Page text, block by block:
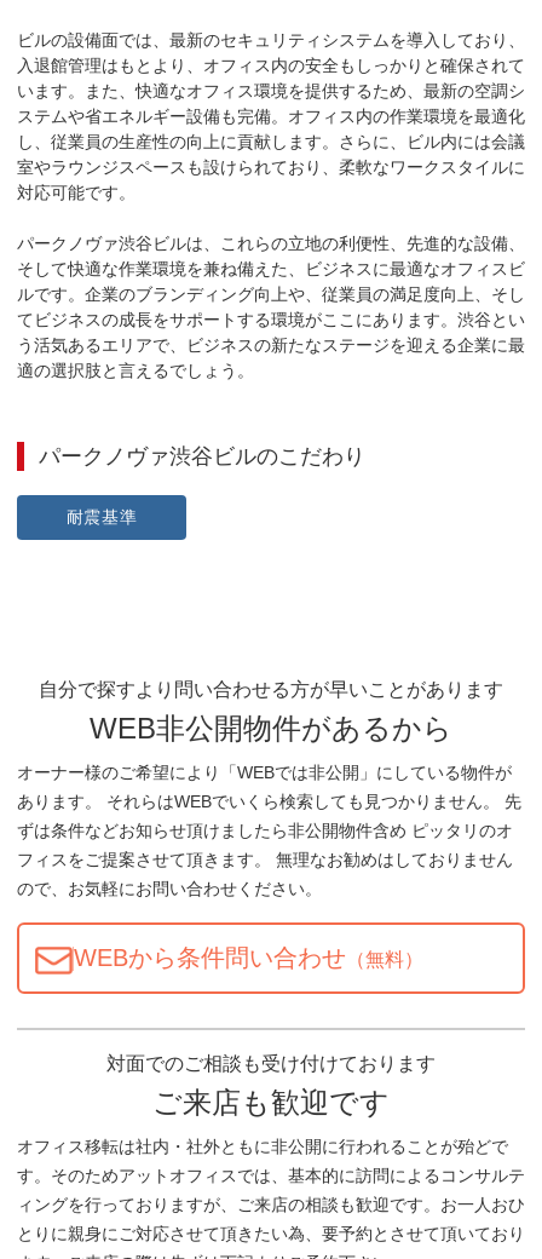
ビルの設備面では、最新のセキュリティシステムを導入しており、
入退館管理はもとより、オフィス内の安全もしっかりと確保されて
います。また、快適なオフィス環境を提供するため、最新の空調シ
ステムや省エネルギー設備も完備。オフィス内の作業環境を最適化
し、従業員の生産性の向上に貢献します。さらに、ビル内には会議
室やラウンジスペースも設けられており、柔軟なワークスタイルに
対応可能です。
パークノヴァ渋谷ビルは、これらの立地の利便性、先進的な設備、
そして快適な作業環境を兼ね備えた、ビジネスに最適なオフィスビ
ルです。企業のブランディング向上や、従業員の満足度向上、そし
てビジネスの成長をサポートする環境がここにあります。渋谷とい
う活気あるエリアで、ビジネスの新たなステージを迎える企業に最
適の選択肢と言えるでしょう。
パークノヴァ渋谷ビルのこだわり
耐震基準
自分で探すより問い合わせる方が早いことがあります
WEB非公開物件があるから
オーナー様のご希望により「WEBでは非公開」にしている物件が
あります。 それらはWEBでいくら検索しても見つかりません。 先
ずは条件などお知らせ頂けましたら非公開物件含め ピッタリのオ
フィスをご提案させて頂きます。 無理なお勧めはしておりません
ので、お気軽にお問い合わせください。
WEBから条件問い合わせ （無料）
対面でのご相談も受け付けております
ご来店も歓迎です
オフィス移転は社内・社外ともに非公開に行われることが殆どで
す。そのためアットオフィスでは、基本的に訪問によるコンサルテ
ィングを行っておりますが、ご来店の相談も歓迎です。お一人おひ
とりに親身にご対応させて頂きたい為、要予約とさせて頂いており